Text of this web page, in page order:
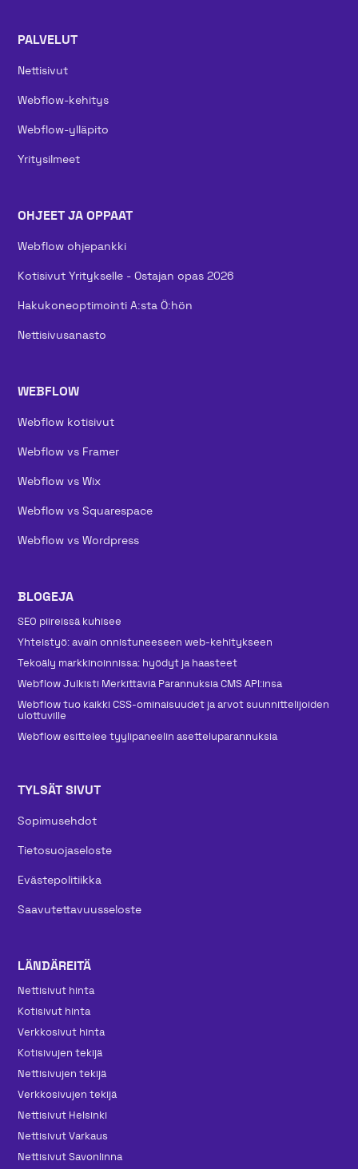
PALVELUT
Nettisivut
Webflow-kehitys
Webflow-ylläpito
Yritysilmeet
OHJEET JA OPPAAT
Webflow ohjepankki
Kotisivut Yritykselle - Ostajan opas 2026
Hakukoneoptimointi A:sta Ö:hön
Nettisivusanasto
WEBFLOW
Webflow kotisivut
Webflow vs Framer
Webflow vs Wix
Webflow vs Squarespace
Webflow vs Wordpress
BLOGEJA
SEO piireissä kuhisee
Yhteistyö: avain onnistuneeseen web-kehitykseen
Tekoäly markkinoinnissa: hyödyt ja haasteet
Webflow Julkisti Merkittäviä Parannuksia CMS API:insa
Webflow tuo kaikki CSS-ominaisuudet ja arvot suunnittelijoiden
ulottuville
Webflow esittelee tyylipaneelin asetteluparannuksia
TYLSÄT SIVUT
Sopimusehdot
Tietosuojaseloste
Evästepolitiikka
Saavutettavuusseloste
LÄNDÄREITÄ
Nettisivut hinta
Kotisivut hinta
Verkkosivut hinta
Kotisivujen tekijä
Nettisivujen tekijä
Verkkosivujen tekijä
Nettisivut Helsinki
Nettisivut Varkaus
Nettisivut Savonlinna